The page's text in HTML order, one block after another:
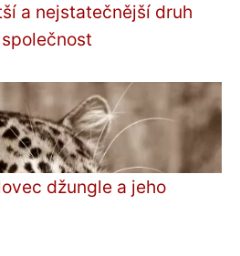
a nejstatečnější druh
džungle a jeho